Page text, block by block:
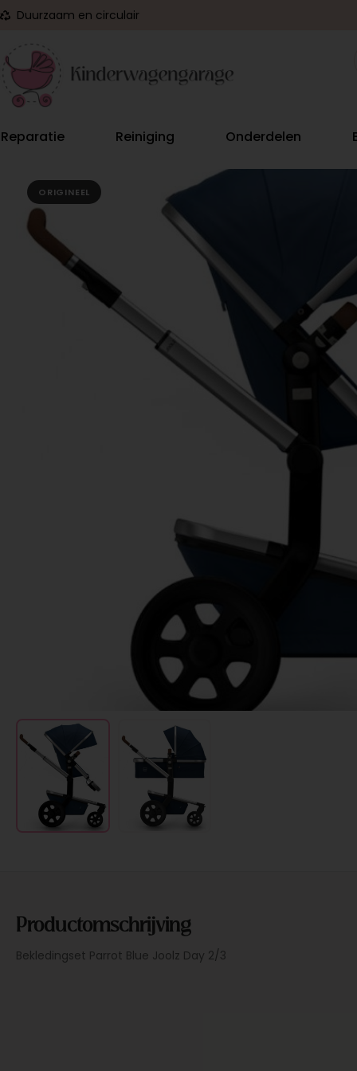
Duurzaam en circulair
Reparatie Reiniging Onderdelen
ORIGINEEL
Productomschrijving
Bekledingset Parrot Blue Joolz Day 2/3